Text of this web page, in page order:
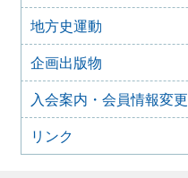
2025年3月1日
2025年3月のイベント
2025年2月のイベント
2024年11月22日
2024年12月のイベント
2024年10月29日
2024年11月のイベント
地方史運動
企画出版物
入会案内・会員情報変更
リンク